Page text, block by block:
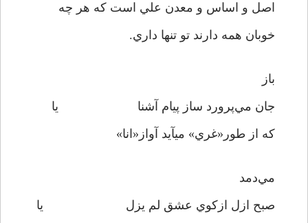
اصل و اساس و معدن علي است که هر چه
خوبان همه دارند تو تنها داري.
باز
جان مي‌پرورد ساز پيام آشنا يا
که از طور«غري» ميآيد آواز«انا»
مي‌دمد
صبح ازل ازکوي عشق لم يزل يا